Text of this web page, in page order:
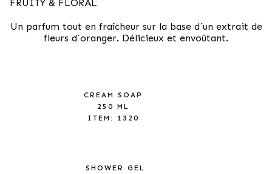
FRUITY & FLORAL
Un parfum tout en fraîcheur sur la base d´un extrait de
fleurs d´oranger. Délicieux et envoûtant.
CREAM SOAP
250 ML
ITEM: 1320
SHOWER GEL